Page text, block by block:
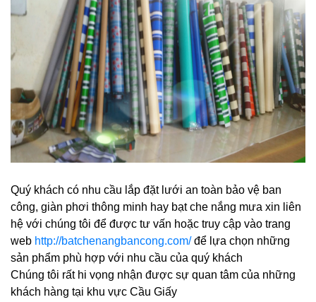
Quý khách có nhu cầu lắp đặt lưới an toàn bảo vệ ban
công, giàn phơi thông minh hay bạt che nắng mưa xin liên
hệ với chúng tôi để được tư vấn hoặc truy cập vào trang
web http://batchenangbancong.com/để lựa chọn những
sản phẩm phù hợp với nhu cầu của quý khách
Chúng tôi rất hi vọng nhận được sự quan tâm của những
khách hàng tại khu vực Cầu Giấy